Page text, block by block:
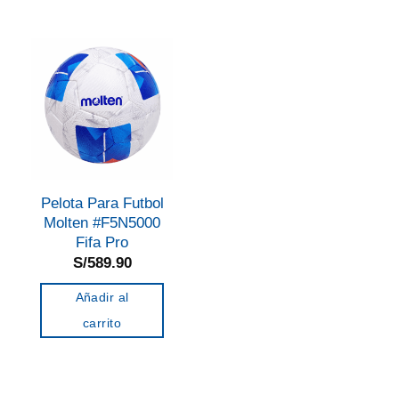
Pelota Para Futbol
Molten #F5N5000
Fifa Pro
S/589.90
Añadir al
carrito